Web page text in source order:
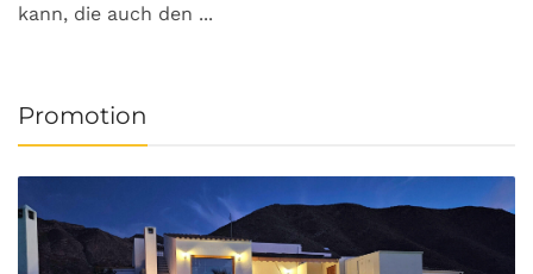
kann, die auch den ...
Promotion